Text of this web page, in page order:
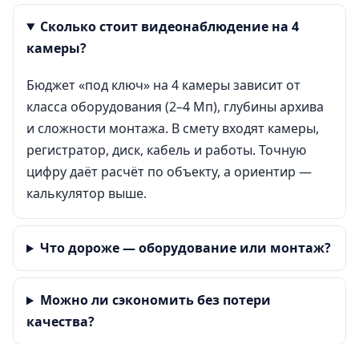
Сколько стоит видеонаблюдение на 4
камеры?
Бюджет «под ключ» на 4 камеры зависит от
класса оборудования (2–4 Мп), глубины архива
и сложности монтажа. В смету входят камеры,
регистратор, диск, кабель и работы. Точную
цифру даёт расчёт по объекту, а ориентир —
калькулятор выше.
Что дороже — оборудование или монтаж?
Можно ли сэкономить без потери
качества?